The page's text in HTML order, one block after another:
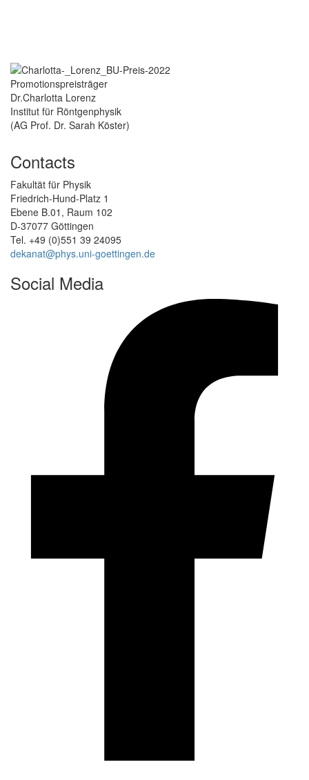
Promotionspreisträger
Dr.Charlotta Lorenz
Institut für Röntgenphysik
(AG Prof. Dr. Sarah Köster)
Contacts
Fakultät für Physik
Friedrich-Hund-Platz 1
Ebene B.01, Raum 102
D-37077 Göttingen
Tel. +49 (0)551 39 24095
dekanat@phys.uni-goettingen.de
Social Media